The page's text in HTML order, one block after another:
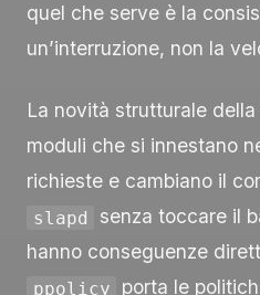
quel che serve è la
un’interruzione, non la
La novità strutturale
moduli che si innestano
richieste e cambiano il
slapd
senza toccare il
hanno conseguenze
ppolicy porta le